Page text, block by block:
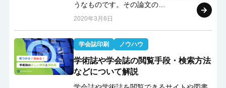
うなものです。その論文の…
2020年3月6日
学会誌印刷 ノウハウ
学術誌や学会誌の閲覧手段・検索方法
などについて解説